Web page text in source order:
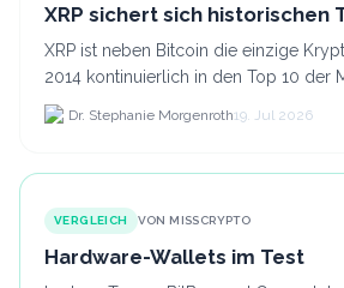
XRP sichert sich historischen
XRP ist neben Bitcoin die einzige
2014 kontinuierlich in den Top 10 der
verblieb.
Dr. Stephanie Morgenroth19. Jul 2026
VERGLEICH VON MISSCRYPTO
Hardware-Wallets im Test